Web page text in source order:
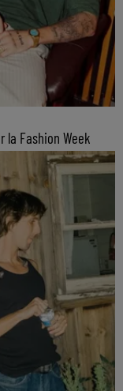
la Fashion Week